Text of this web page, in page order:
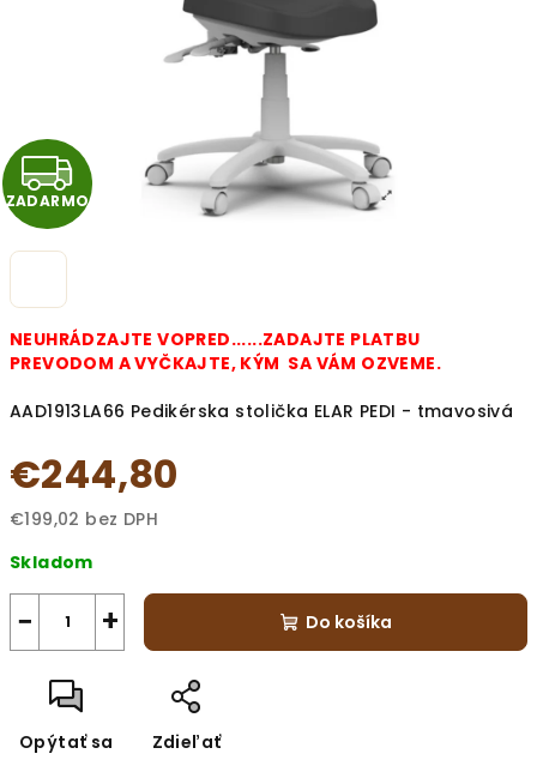
NEUHRÁDZAJTE VOPRED......ZADAJTE PLATBU
PREVODOM A VYČKAJTE, KÝM SA VÁM OZVEME.
AAD1913LA66 Pedikérska stolička ELAR PEDI - tmavosivá
€244,80
€199,02 bez DPH
cena:
Skladom
+
− Do košíka
Opýtať sa Zdieľať
Z
A
A
R
M
O
ZADARMO